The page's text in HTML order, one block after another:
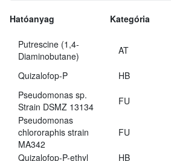
Hatóanyag Kategória
Putrescine (1,4-
Diaminobutane)
AT
Quizalofop-P
HB
Pseudomonas sp.
Strain DSMZ 13134
FU
Pseudomonas
chlororaphis strain
MA342
FU
Quizalofop-P-ethyl HB